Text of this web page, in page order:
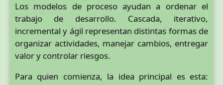
Los modelos de proceso ayudan a ordenar el
trabajo de desarrollo. Cascada, iterativo,
incremental y ágil representan distintas formas de
organizar actividades, manejar cambios, entregar
valor y controlar riesgos.
Para quien comienza, la idea principal es esta: